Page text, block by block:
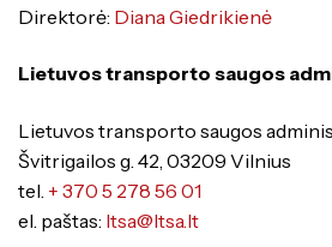
Direktorė: Diana Giedrikienė
Lietuvos transporto saugos
Lietuvos transporto saugos
Švitrigailos g. 42, 03209 Vilnius
tel. + 370 5 278 56 01
el. paštas: ltsa@ltsa.lt